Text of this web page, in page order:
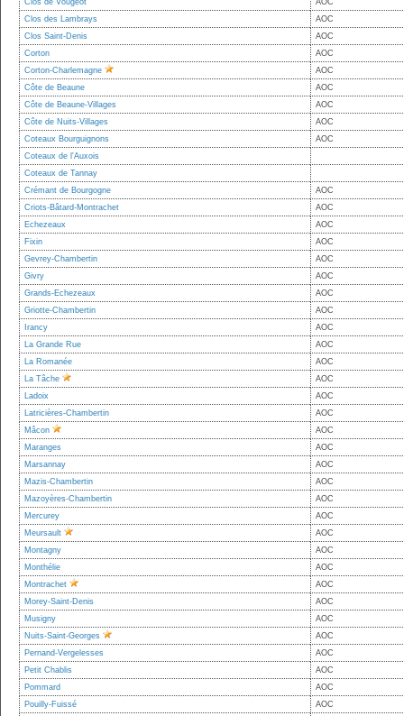
Clos de Vougeot
AOC
Clos des Lambrays
AOC
Clos Saint-Denis
AOC
Corton
AOC
Corton-Charlemagne
AOC
Côte de Beaune
AOC
Côte de Beaune-Villages
AOC
Côte de Nuits-Villages
AOC
Coteaux Bourguignons
AOC
Coteaux de l'Auxois
Coteaux de Tannay
Crémant de Bourgogne
AOC
Criots-Bâtard-Montrachet
AOC
Echezeaux
AOC
Fixin
AOC
Gevrey-Chambertin
AOC
Givry
AOC
Grands-Echezeaux
AOC
Griotte-Chambertin
AOC
Irancy
AOC
La Grande Rue
AOC
La Romanée
AOC
La Tâche
AOC
Ladoix
AOC
Latricières-Chambertin
AOC
Mâcon
AOC
Maranges
AOC
Marsannay
AOC
Mazis-Chambertin
AOC
Mazoyères-Chambertin
AOC
Mercurey
AOC
Meursault
AOC
Montagny
AOC
Monthélie
AOC
Montrachet
AOC
Morey-Saint-Denis
AOC
Musigny
AOC
Nuits-Saint-Georges
AOC
Pernand-Vergelesses
AOC
Petit Chablis
AOC
Pommard
AOC
Pouilly-Fuissé
AOC